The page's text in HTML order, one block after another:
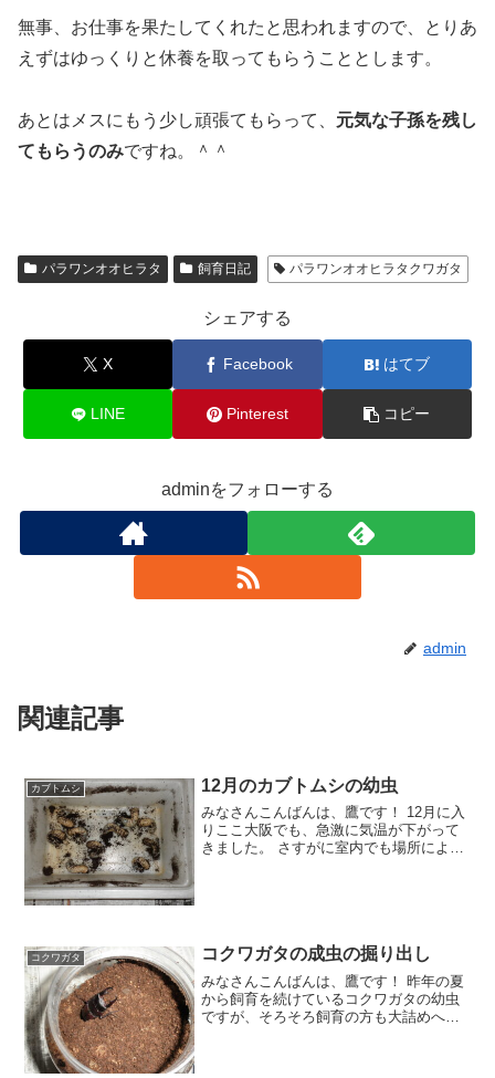
無事、お仕事を果たしてくれたと思われますので、とりあ
えずはゆっくりと休養を取ってもらうこととします。
あとはメスにもう少し頑張てもらって、 元気な子孫を残し
てもらうのみですね。＾＾
パラワンオオヒラタ 飼育日記 パラワンオオヒラタクワガタ
シェアする
X Facebook はてブ
LINE Pinterest コピー
adminをフォローする
admin
関連記事
カブトムシ 12月のカブトムシの幼虫
みなさんこんばんは、鷹です！ 12月に入
りここ大阪でも、急激に気温が下がって
きました。 さすがに室内でも場所によっ
コクワガタ コクワガタの成虫の掘り出し
みなさんこんばんは、鷹です！ 昨年の夏
から飼育を続けているコクワガタの幼虫
ですが、そろそろ飼育の方も大詰めへと